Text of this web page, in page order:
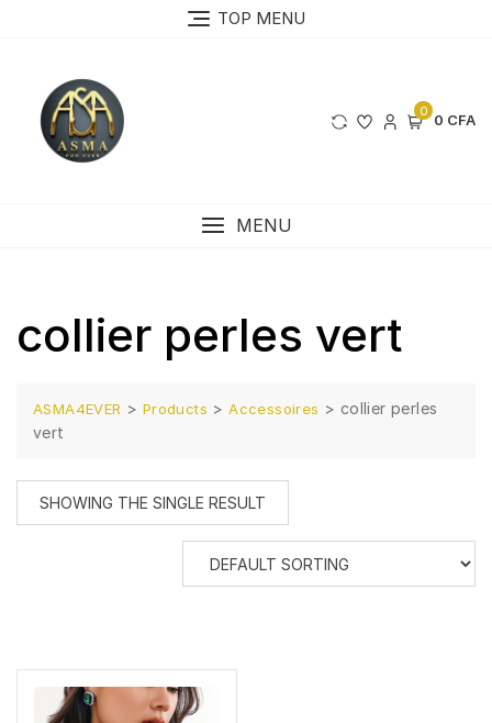
TOP MENU
0 0 CFA
MENU
collier perles vert
ASMA4EVER > Products >Accessoires > collier perles
vert
SHOWING THE SINGLE RESULT